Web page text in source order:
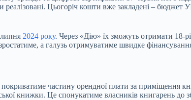
Цьогоріч кошти вже закладені –
липня 2024 року. Через «Дію» їх зможуть отримати 18-
а галузь отримуватиме швидке
частину орендної плати за приміщення
книжки. Це спонукатиме власників книгарень до